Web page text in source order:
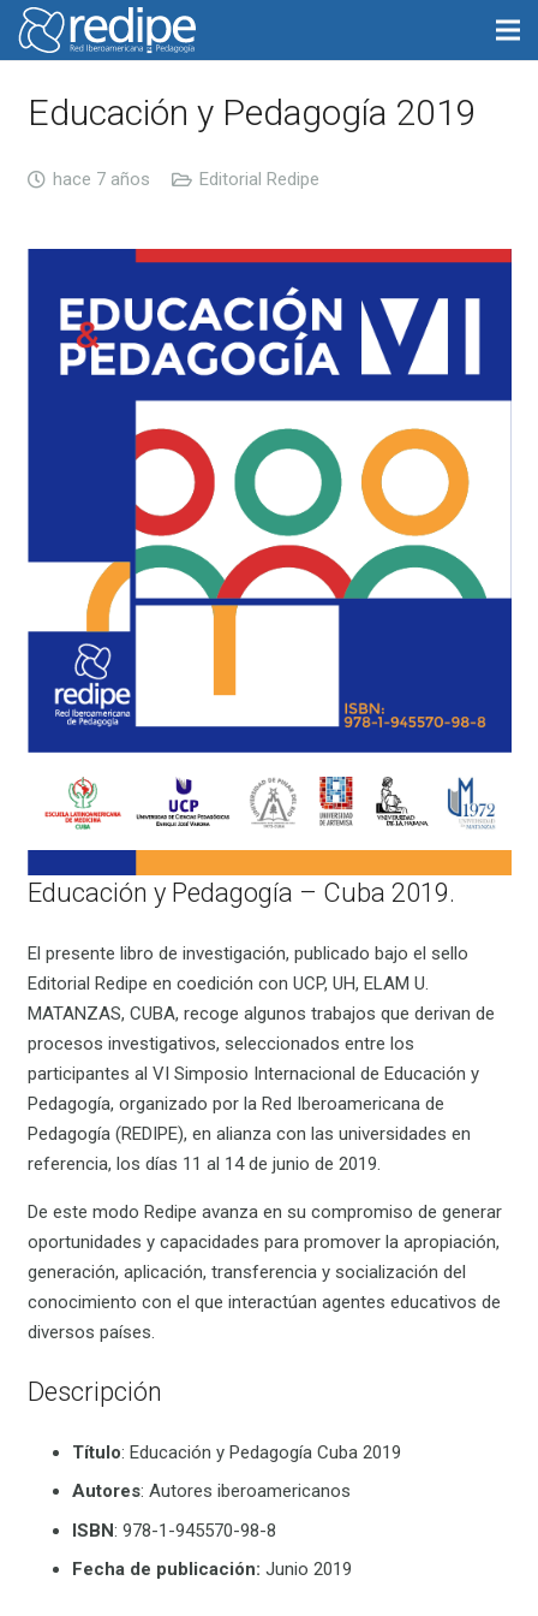
Educación y Pedagogía 2019
hace 7 años Editorial Redipe
Educación y Pedagogía – Cuba 2019.
El presente libro de investigación, publicado bajo el sello
Editorial Redipe en coedición con UCP, UH, ELAM U.
MATANZAS, CUBA, recoge algunos trabajos que derivan de
procesos investigativos, seleccionados entre los
participantes al VI Simposio Internacional de Educación y
Pedagogía, organizado por la Red Iberoamericana de
Pedagogía (REDIPE), en alianza con las universidades en
referencia, los días 11 al 14 de junio de 2019.
De este modo Redipe avanza en su compromiso de generar
oportunidades y capacidades para promover la apropiación,
generación, aplicación, transferencia y socialización del
conocimiento con el que interactúan agentes educativos de
diversos países.
Descripción
Título: Educación y Pedagogía Cuba 2019
Autores: Autores iberoamericanos
ISBN: 978-1-945570-98-8
Fecha de publicación: Junio 2019